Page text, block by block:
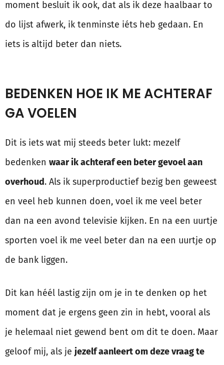
moment besluit ik ook, dat als ik deze haalbaar to
do lijst afwerk, ik tenminste iéts heb gedaan. En
iets is altijd beter dan niets.
BEDENKEN HOE IK ME ACHTERAF
GA VOELEN
Dit is iets wat mij steeds beter lukt: mezelf
bedenken waar ik achteraf een beter gevoel aan
overhoud. Als ik superproductief bezig ben geweest
en veel heb kunnen doen, voel ik me veel beter
dan na een avond televisie kijken. En na een uurtje
sporten voel ik me veel beter dan na een uurtje op
de bank liggen.
Dit kan héél lastig zijn om je in te denken op het
moment dat je ergens geen zin in hebt, vooral als
je helemaal niet gewend bent om dit te doen. Maar
geloof mij, als je jezelf aanleert om deze vraag te